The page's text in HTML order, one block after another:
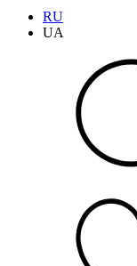
RU
UA